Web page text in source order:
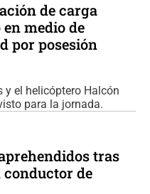
de carga
en medio de
por posesión
y el helicóptero Halcón
para la jornada.
tras
conductor de